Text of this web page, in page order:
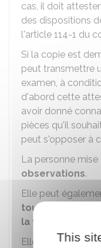
cas, il doit
des dispositions
l'article 114-1 du
Si la copie est
peut transmettre
examen, à
d'abord cette
avoir donné
pièces qu'il
peut s'opposer à
La personne
observations.
Elle peut
tout acte
la vérité
Elle peutThis